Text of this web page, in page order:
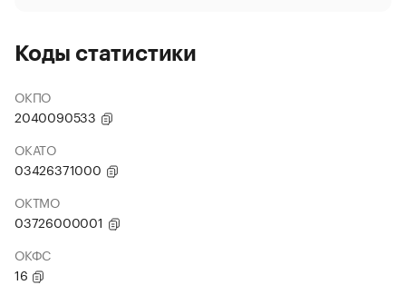
Коды статистики
ОКПО
2040090533
ОКАТО
03426371000
ОКТМО
03726000001
ОКФС
16